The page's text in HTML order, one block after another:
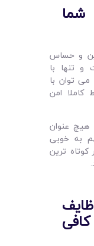
شما
و حساس
تنها با
می توان با
کاملا امن
هیچ عنوان
به خوبی
ترین